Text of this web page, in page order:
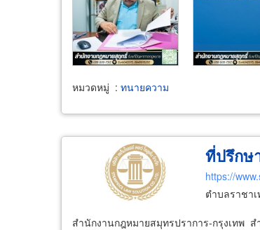
หมวดหมู่ : ทนายความ
ที่ปรึกษ
https://
ตำบลราชา
สำนักงานกฎหมายสมุทรปราการ-กรุงเทพ